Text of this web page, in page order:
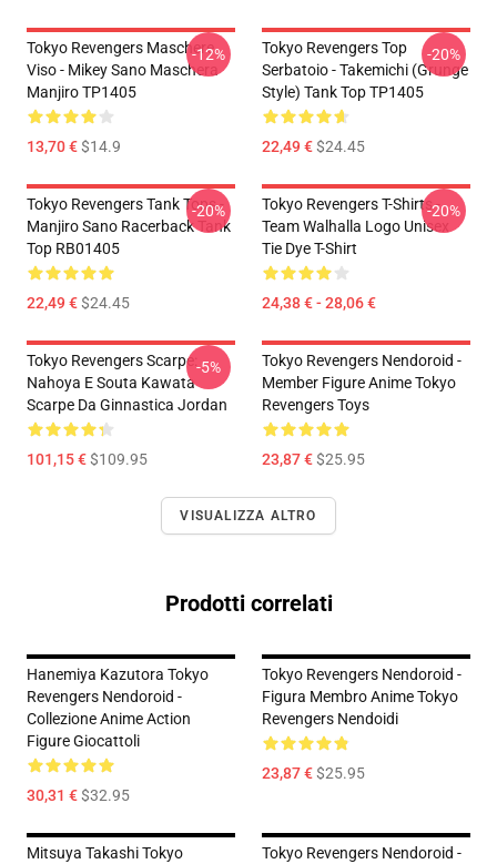
Tokyo Revengers Maschere
Viso - Mikey Sano Maschera
Manjiro TP1405
13,70 €$14.9
-12%
Tokyo Revengers Top
Serbatoio - Takemichi (Grunge
Style) Tank Top TP1405
22,49 €$24.45
-20%
Tokyo Revengers Tank Tops -
Manjiro Sano Racerback Tank
Top RB01405
22,49 €$24.45
-20%
Tokyo Revengers T-Shirts -
Team Walhalla Logo Unisex
Tie Dye T-Shirt
24,38 € - 28,06 €
-20%
Tokyo Revengers Scarpe:
Nahoya E Souta Kawata
Scarpe Da Ginnastica Jordan
101,15 €$109.95
-5%
Tokyo Revengers Nendoroid -
Member Figure Anime Tokyo
Revengers Toys
23,87 €$25.95
VISUALIZZA ALTRO
Prodotti correlati
Hanemiya Kazutora Tokyo
Revengers Nendoroid -
Collezione Anime Action
Figure Giocattoli
30,31 €$32.95
Tokyo Revengers Nendoroid -
Figura Membro Anime Tokyo
Revengers Nendoidi
23,87 €$25.95
Mitsuya Takashi Tokyo
Tokyo Revengers Nendoroid -